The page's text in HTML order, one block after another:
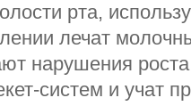
рта,
лечат
нарушения
систем и учат